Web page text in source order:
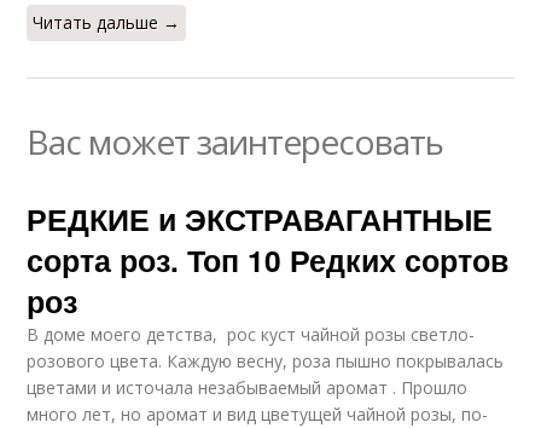
Читать дальше →
Вас может заинтересовать
РЕДКИЕ и ЭКСТРАВАГАНТНЫЕ
сорта роз. Топ 10 Редких сортов
роз
В доме моего детства, рос куст чайной розы светло-
розового цвета. Каждую весну, роза пышно покрывалась
цветами и источала незабываемый аромат . Прошло
много лет, но аромат и вид цветущей чайной розы, по-